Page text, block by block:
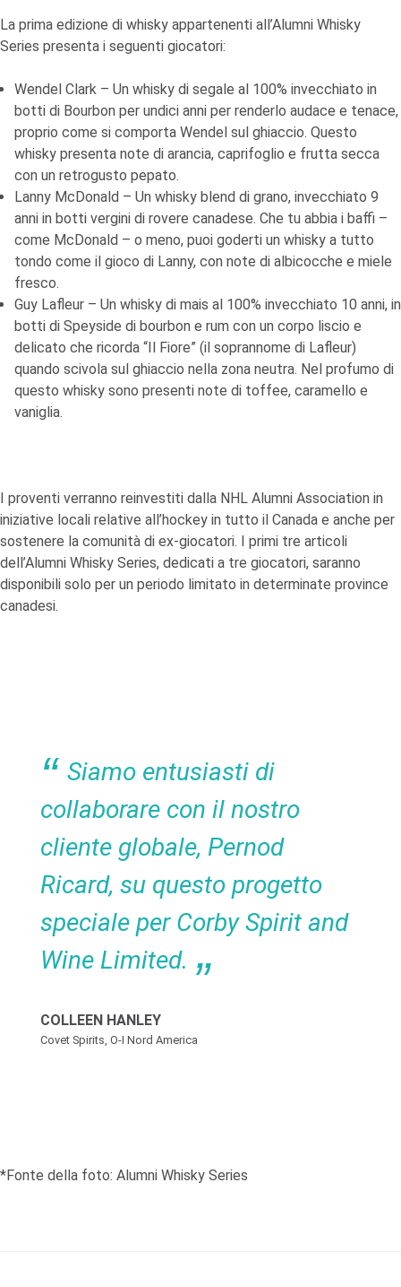
La prima edizione di whisky appartenenti all’Alumni Whisky
Series presenta i seguenti giocatori:
Wendel Clark – Un whisky di segale al 100% invecchiato in
botti di Bourbon per undici anni per renderlo audace e tenace,
proprio come si comporta Wendel sul ghiaccio. Questo
whisky presenta note di arancia, caprifoglio e frutta secca
con un retrogusto pepato.
Lanny McDonald – Un whisky blend di grano, invecchiato 9
anni in botti vergini di rovere canadese. Che tu abbia i baffi –
come McDonald – o meno, puoi goderti un whisky a tutto
tondo come il gioco di Lanny, con note di albicocche e miele
fresco.
Guy Lafleur – Un whisky di mais al 100% invecchiato 10 anni, in
botti di Speyside di bourbon e rum con un corpo liscio e
delicato che ricorda “Il Fiore” (il soprannome di Lafleur)
quando scivola sul ghiaccio nella zona neutra. Nel profumo di
questo whisky sono presenti note di toffee, caramello e
vaniglia.
I proventi verranno reinvestiti dalla NHL Alumni Association in
iniziative locali relative all’hockey in tutto il Canada e anche per
sostenere la comunità di ex-giocatori. I primi tre articoli
dell’Alumni Whisky Series, dedicati a tre giocatori, saranno
disponibili solo per un periodo limitato in determinate province
canadesi.
Siamo entusiasti di
collaborare con il nostro
cliente globale, Pernod
Ricard, su questo progetto
speciale per Corby Spirit and
Wine Limited.
COLLEEN HANLEY
Covet Spirits, O-I Nord America
*Fonte della foto: Alumni Whisky Series